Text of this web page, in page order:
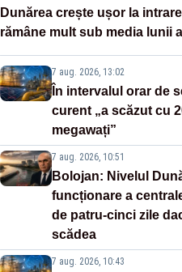
Dunărea crește ușor la
rămâne mult sub media lunii
7 aug. 2026, 13:02
În intervalul orar de
curent „a scăzut cu
megawați”
7 aug. 2026, 10:51
Bolojan: Nivelul
funcționare a
de patru-cinci zile
scădea
7 aug. 2026, 10:43